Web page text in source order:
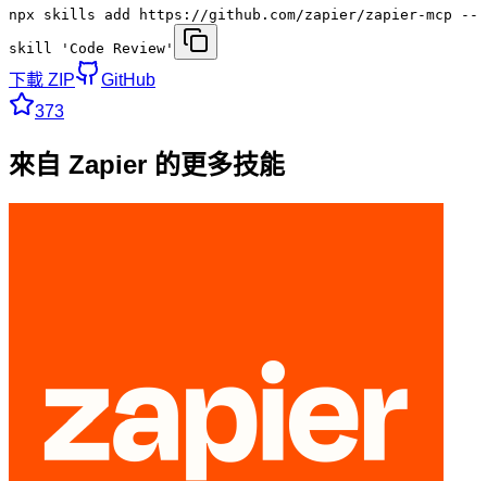
npx skills add https://github.com/zapier/zapier-mcp --
skill 'Code Review'
下載 ZIP
GitHub
373
來自 Zapier 的更多技能